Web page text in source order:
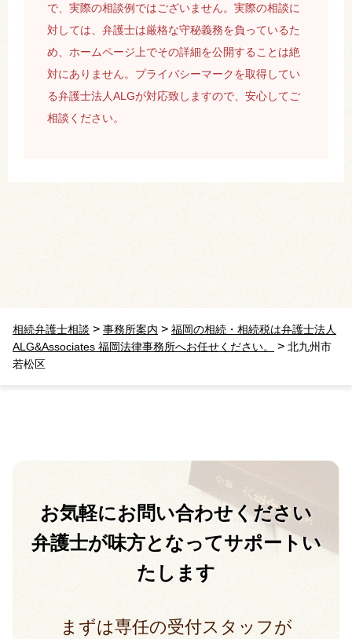
で、実際の相談例ではございません。実際の相談に
対しては、弁護士は厳格な守秘義務を負っているた
め、ホームページ上でその詳細を公開することは絶
対にありません。プライバシーマークを取得してい
る弁護士法人ALGが対応致しますので、安心してご
相談ください。
相続弁護士相談 > 事務所案内 > 福岡の相続・相続税は弁護士法人
ALG&Associates 福岡法律事務所へお任せください。
> 北九州市
若松区
お気軽にお問い合わせください
弁護士が味方となってサポートい
たします
まずは専任の受付スタッフが